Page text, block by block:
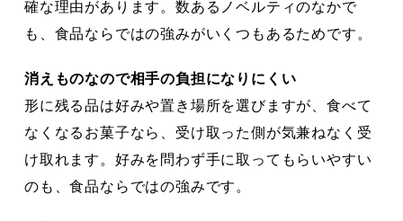
確な理由があります。数あるノベルティのなかで
も、食品ならではの強みがいくつもあるためです。
消えものなので相手の負担になりにくい
形に残る品は好みや置き場所を選びますが、食べて
なくなるお菓子なら、受け取った側が気兼ねなく受
け取れます。好みを問わず手に取ってもらいやすい
のも、食品ならではの強みです。